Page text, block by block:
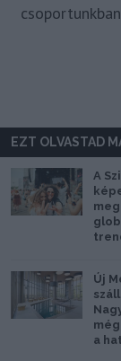
EZT OLVASTAD
A
Új
a